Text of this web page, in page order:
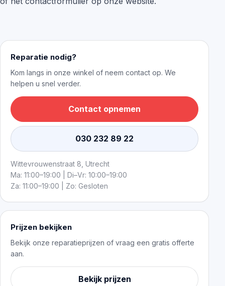
Reparatie nodig?
Kom langs in onze winkel of neem contact op. We
helpen u snel verder.
Contact opnemen
030 232 89 22
Wittevrouwenstraat 8, Utrecht
Ma: 11:00–19:00 | Di–Vr: 10:00–19:00
Za: 11:00–19:00 | Zo: Gesloten
Prijzen bekijken
Bekijk onze reparatieprijzen of vraag een gratis offerte
aan.
Bekijk prijzen